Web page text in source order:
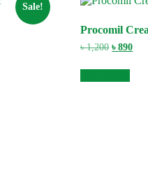
Sale!
Procomil
৳1,200 Original
was:
৳ 1,200.
৳890